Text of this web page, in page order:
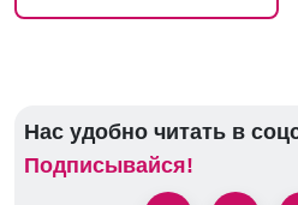
Нас удобно читать в
Подписывайся!